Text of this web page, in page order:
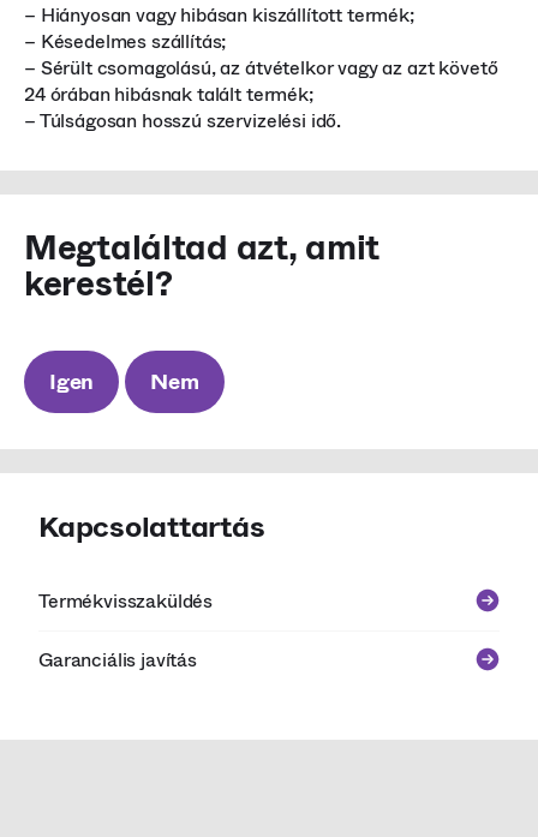
– Hiányosan vagy hibásan kiszállított termék;
– Késedelmes szállítás;
– Sérült csomagolású, az átvételkor vagy az azt követő
24 órában hibásnak talált termék;
– Túlságosan hosszú szervizelési idő.
Megtaláltad azt, amit
kerestél?
Igen Nem
Kapcsolattartás
Termékvisszaküldés
Garanciális javítás